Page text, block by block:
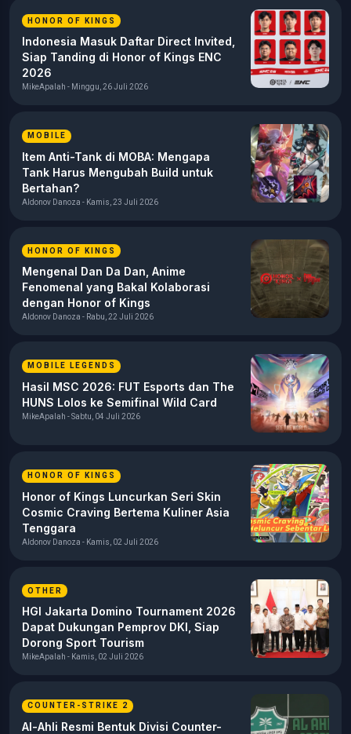
HONOR OF KINGS
Indonesia Masuk Daftar Direct Invited,
Siap Tanding di Honor of Kings ENC
2026
MikeApalah - Minggu, 26 Juli 2026
MOBILE
Item Anti-Tank di MOBA: Mengapa
Tank Harus Mengubah Build untuk
Bertahan?
Aldonov Danoza - Kamis, 23 Juli 2026
HONOR OF KINGS
Mengenal Dan Da Dan, Anime
Fenomenal yang Bakal Kolaborasi
dengan Honor of Kings
Aldonov Danoza - Rabu, 22 Juli 2026
MOBILE LEGENDS
Hasil MSC 2026: FUT Esports dan The
HUNS Lolos ke Semifinal Wild Card
MikeApalah - Sabtu, 04 Juli 2026
HONOR OF KINGS
Honor of Kings Luncurkan Seri Skin
Cosmic Craving Bertema Kuliner Asia
Tenggara
Aldonov Danoza - Kamis, 02 Juli 2026
OTHER
HGI Jakarta Domino Tournament 2026
Dapat Dukungan Pemprov DKI, Siap
Dorong Sport Tourism
MikeApalah - Kamis, 02 Juli 2026
COUNTER-STRIKE 2
Al-Ahli Resmi Bentuk Divisi Counter-